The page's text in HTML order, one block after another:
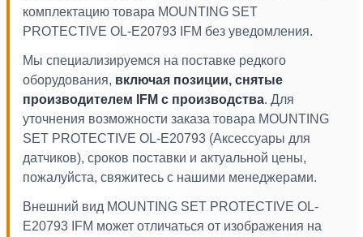
комплектацию товара MOUNTING SET
PROTECTIVE OL-E20793 IFM без уведомления.
Мы специализируемся на поставке редкого
оборудования, включая позиции, снятые
производителем IFM с производства. Для
уточнения возможности заказа товара MOUNTING
SET PROTECTIVE OL-E20793 (Аксессуары для
датчиков), сроков поставки и актуальной цены,
пожалуйста, свяжитесь с нашими менеджерами.
Внешний вид MOUNTING SET PROTECTIVE OL-
E20793 IFM может отличаться от изображения на